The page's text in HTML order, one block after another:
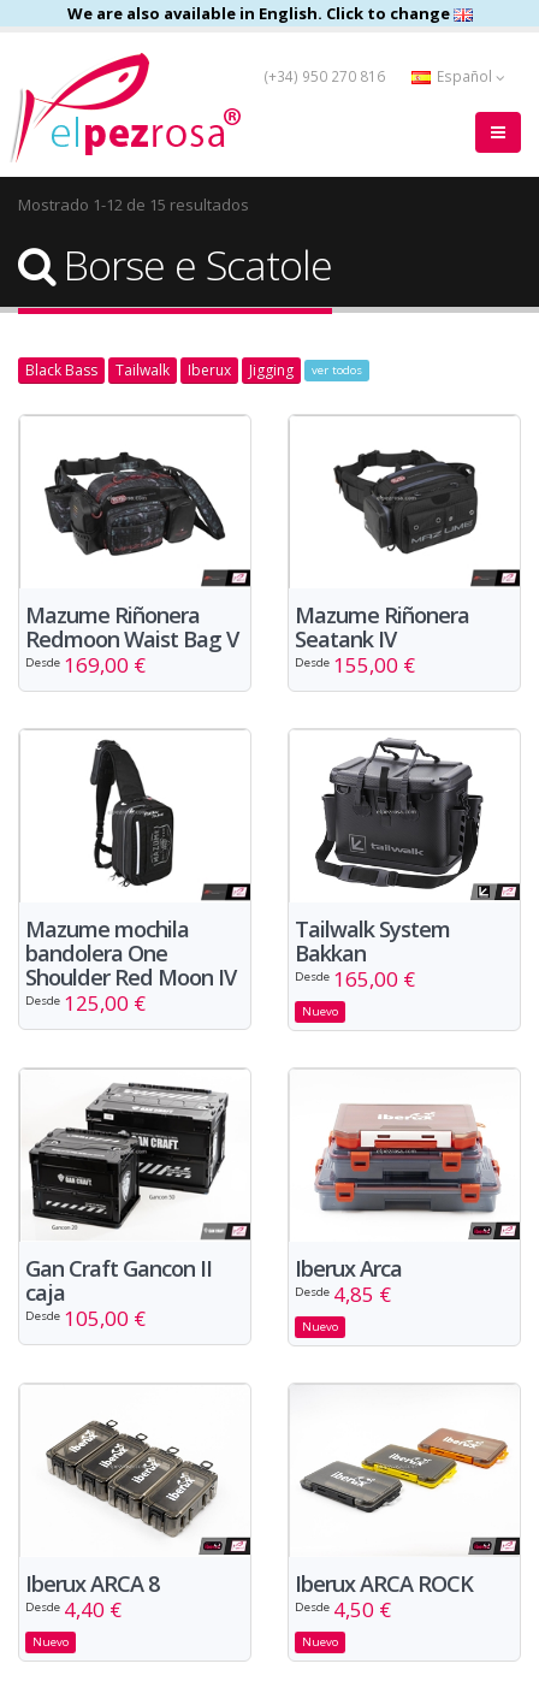
We are also available in English. Click to change
(+34) 950 270 816 Español
Mostrado 1-12 de 15 resultados
Borse e Scatole
Black Bass Tailwalk Iberux Jigging ver todos
Mazume Riñonera
Redmoon Waist Bag V
Desde 169,00 €
Mazume Riñonera
Seatank IV
Desde 155,00 €
Mazume mochila
bandolera One
Shoulder Red Moon IV
Desde 125,00 €
Tailwalk System
Bakkan
Desde 165,00 €
Nuevo
Gan Craft Gancon II
caja
Desde 105,00 €
Iberux Arca
Desde 4,85 €
Nuevo
Iberux ARCA 8
Desde 4,40 €
Nuevo
Iberux ARCA ROCK
Desde 4,50 €
Nuevo